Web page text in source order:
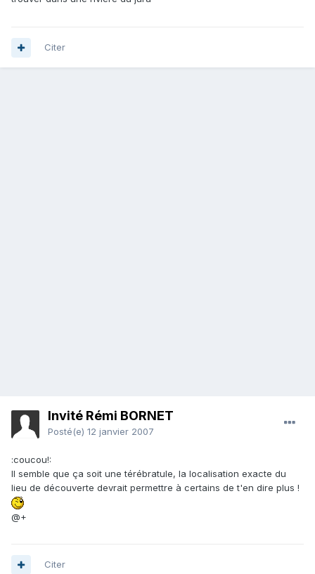
Citer
Invité Rémi BORNET
Posté(e) 12 janvier 2007
:coucou!:
Il semble que ça soit une térébratule, la localisation exacte du
lieu de découverte devrait permettre à certains de t'en dire plus !
@+
Citer